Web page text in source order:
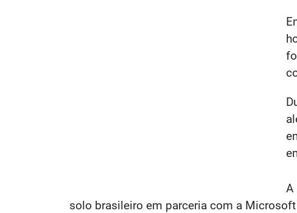
A
solo brasileiro em parceria com a